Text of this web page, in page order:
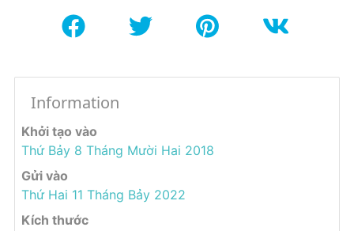
Information
Khởi tạo vào
Thứ Bảy 8 Tháng Mười Hai 2018
Gửi vào
Thứ Hai 11 Tháng Bảy 2022
Kích thước